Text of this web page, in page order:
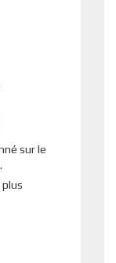
sur le
plus